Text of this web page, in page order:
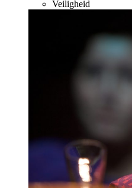
Veiligheid